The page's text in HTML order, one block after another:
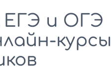
ЕГЭ и ОГЭ
курсы